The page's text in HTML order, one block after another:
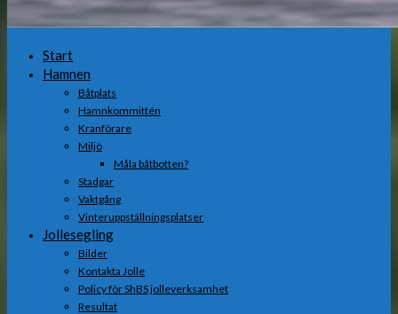
Start
Hamnen
Båtplats
Hamnkommittén
Kranförare
Miljö
Måla båtbotten?
Stadgar
Vaktgång
Vinteruppställningsplatser
Jollesegling
Bilder
Kontakta Jolle
Policy för ShBS jolleverksamhet
Resultat